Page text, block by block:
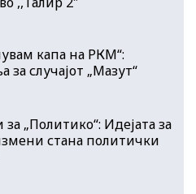
капа на РКМ“:
за случајот „Мазут“
„Политико“: Идејата за
стана политички